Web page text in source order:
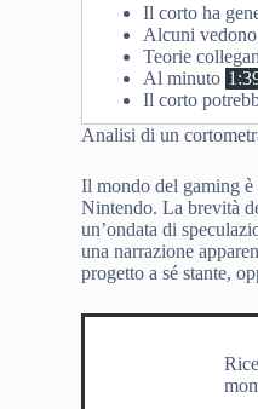
Il corto ha
Alcuni
Teorie
Al minuto
Il corto
Analisi di un
Il mondo del gaming è
Nintendo. La brevità
un’ondata di
una narrazione
progetto a sé stante,